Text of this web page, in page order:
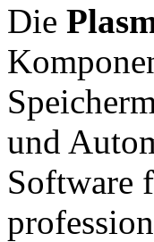
Die
und
Software